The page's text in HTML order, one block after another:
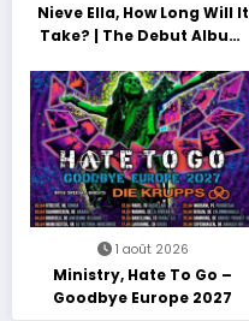
Nieve Ella, How Long Will It
Take? | The Debut Album
1 août 2026
Ministry, Hate To Go –
Goodbye Europe 2027